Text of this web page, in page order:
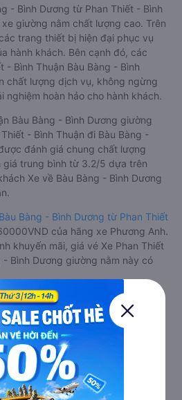
- Bình Dương từ Phan Thiết - Bình
giường nằm chất lượng cao. Trên
trang thiết bị hiện đại phục vụ
hành khách. Bên cạnh đó, các
- Bình Thuận Bàu Bàng - Bình
chất lượng dịch vụ, không ngừng
nghiệm hoàn hảo cho hành khách.
Bàu Bàng - Bình Dương giường
- Bình Thuận đi Bàu Bàng -
đánh giá chung chất lượng
giá trung bình từ 3.2/5 dựa trên
Xe về Bàu Bàng - Bình Dương
Bàng - Bình Dương từ Phan Thiết
của hãng xe Phương Anh.
khuyến mãi, giá vé Xe Phan Thiết
- Bình Dương giường nằm này có
đi Bàu Bàng -
Thiết - Bình Thuận
tín, giá rẻ nhất
Thiết) khởi hành tại Số 2